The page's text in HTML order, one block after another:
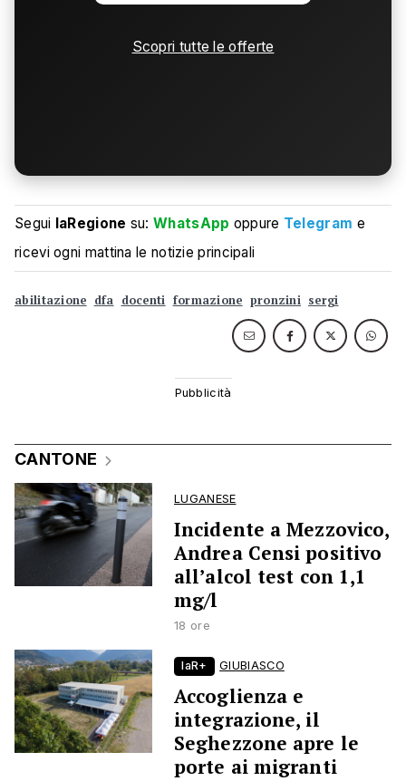
Scopri tutte le offerte
Segui laRegione su:WhatsApp oppure Telegram e
ricevi ogni mattina le notizie principali
abilitazione dfa docenti formazione pronzini sergi
CANTONE
LUGANESE
Incidente a Mezzovico,
Andrea Censi positivo
all’alcol test con 1,1
mg/l
18 ore
laR+ GIUBIASCO
Accoglienza e
integrazione, il
Seghezzone apre le
porte ai migranti